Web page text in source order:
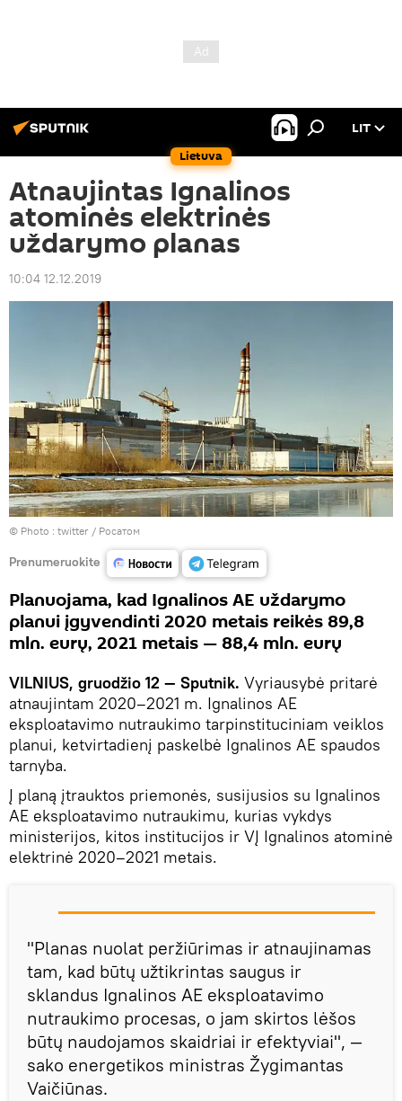
Lietuva
LIT
Atnaujintas Ignalinos
atominės elektrinės
uždarymo planas
10:04 12.12.2019
© Photo : twitter / Росатом
Prenumeruokite
Planuojama, kad Ignalinos AE uždarymo
planui įgyvendinti 2020 metais reikės 89,8
mln. eurų, 2021 metais — 88,4 mln. eurų
VILNIUS, gruodžio 12 — Sputnik. Vyriausybė pritarė
atnaujintam 2020–2021 m. Ignalinos AE
eksploatavimo nutraukimo tarpinstituciniam veiklos
planui, ketvirtadienį paskelbė Ignalinos AE spaudos
tarnyba.
Į planą įtrauktos priemonės, susijusios su Ignalinos
AE eksploatavimo nutraukimu, kurias vykdys
ministerijos, kitos institucijos ir VĮ Ignalinos atominė
elektrinė 2020–2021 metais.
"Planas nuolat peržiūrimas ir atnaujinamas
tam, kad būtų užtikrintas saugus ir
sklandus Ignalinos AE eksploatavimo
nutraukimo procesas, o jam skirtos lėšos
būtų naudojamos skaidriai ir efektyviai", —
sako energetikos ministras Žygimantas
Vaičiūnas.